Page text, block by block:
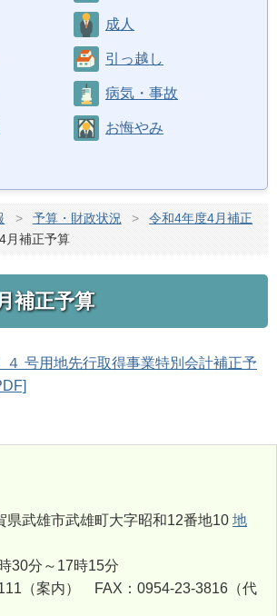
成人
引っ越し
病気・事故
お悔やみ
> 予算・財政状況 >
令和4年度4月補正
月補正予算
補正予算
４ 号用地先行取得事業特別会計補正予
武雄市武雄町大字昭和12番地10 地
30分～17時15分
（案内） FAX：0954-23-3816（代